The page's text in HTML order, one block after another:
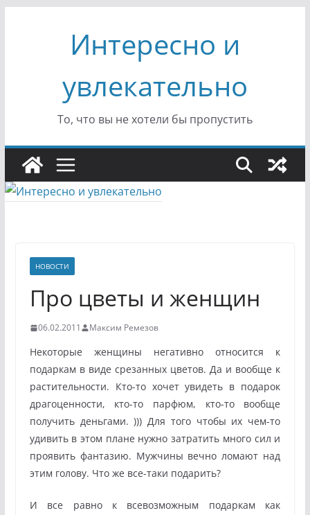
содержимомуИнтересно и
увлекательно
То, что вы не хотели бы пропустить
НОВОСТИ
Про цветы и женщин
06.02.2011 Максим Ремезов
Некоторые женщины негативно относится к
подаркам в виде срезанных цветов. Да и вообще к
растительности. Кто-то хочет увидеть в подарок
драгоценности, кто-то парфюм, кто-то вообще
получить деньгами. ))) Для того чтобы их чем-то
удивить в этом плане нужно затратить много сил и
проявить фантазию. Мужчины вечно ломают над
этим голову. Что же все-таки подарить?
И все равно к всевозможным подаркам как